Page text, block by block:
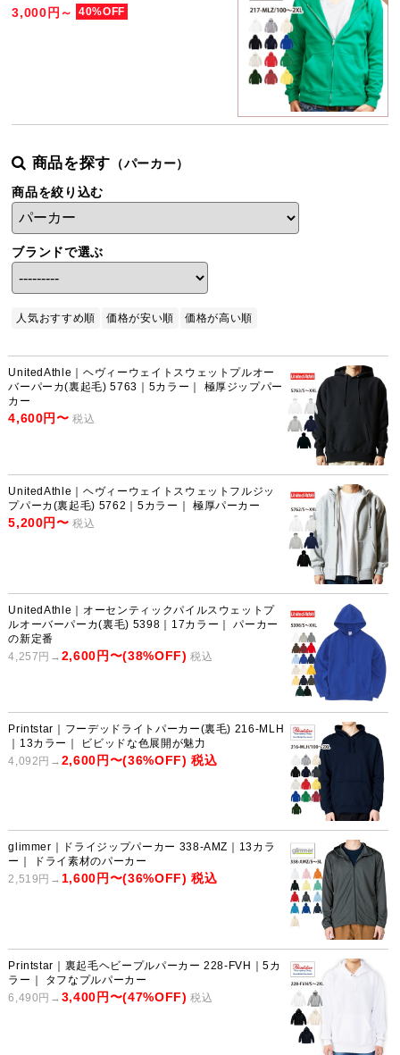
3,000円～
40%OFF
商品を探す （パーカー）
商品を絞り込む
ブランドで選ぶ
人気おすすめ順 価格が安い順 価格が高い順
UnitedAthle｜ヘヴィーウェイトスウェットプルオー
バーパーカ(裏起毛) 5763｜5カラー｜ 極厚ジップパー
カー
4,600円〜 税込
UnitedAthle｜ヘヴィーウェイトスウェットフルジッ
プパーカ(裏起毛) 5762｜5カラー｜ 極厚パーカー
5,200円〜 税込
UnitedAthle｜オーセンティックパイルスウェットプ
ルオーバーパーカ(裏毛) 5398｜17カラー｜ パーカー
の新定番
4,257円→ 2,600円〜(38%OFF) 税込
Printstar｜フーデッドライトパーカー(裏毛) 216-MLH
｜13カラー｜ ビビッドな色展開が魅力
4,092円→ 2,600円〜(36%OFF) 税込
glimmer｜ドライジップパーカー 338-AMZ｜13カラ
ー｜ ドライ素材のパーカー
2,519円→ 1,600円〜(36%OFF) 税込
Printstar｜裏起毛ヘビープルパーカー 228-FVH｜5カ
ラー｜ タフなプルパーカー
6,490円→ 3,400円〜(47%OFF) 税込